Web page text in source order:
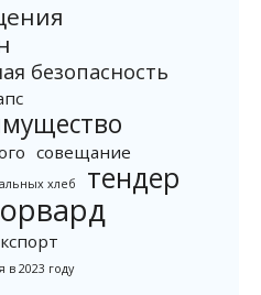
безопасность
совещание
хлеб тендер
в 2023 году